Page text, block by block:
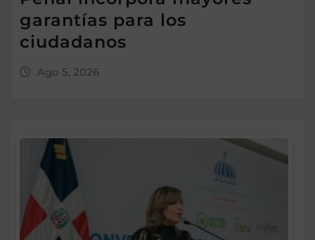
garantías para los
ciudadanos
Ago 5, 2026